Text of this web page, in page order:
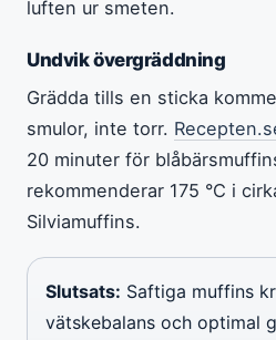
luften ur smeten.
Undvik övergräddning
Grädda tills en sticka
smulor, inte torr.
20 minuter för
rekommenderar 175 °C i
Silviamuffins.
Slutsats: Saftiga muffins
vätskebalans och optimal